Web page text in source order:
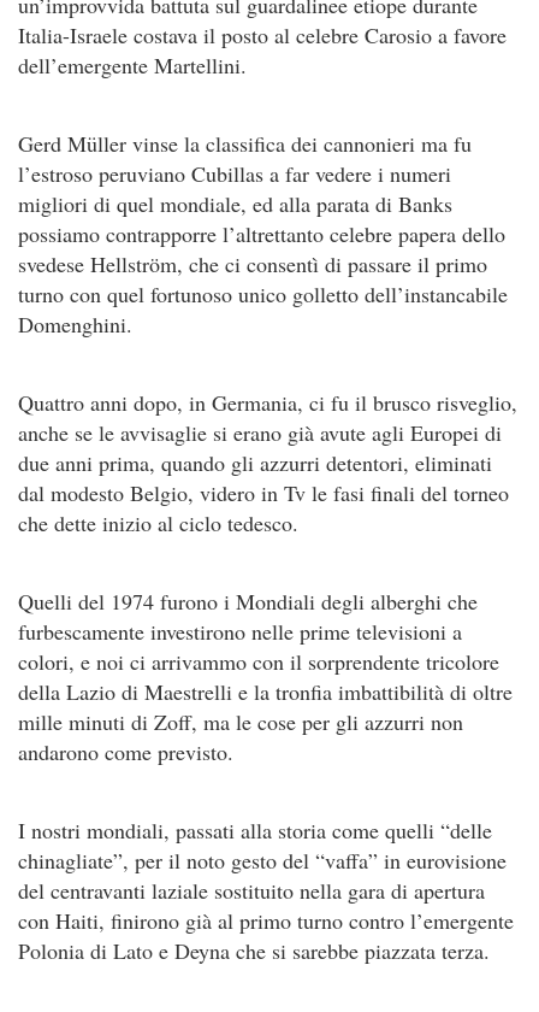
Italia-Israele costava il posto al celebre Carosio a favore
dell’emergente Martellini.
Gerd Müller vinse la classifica dei cannonieri ma fu
l’estroso peruviano Cubillas a far vedere i numeri
migliori di quel mondiale, ed alla parata di Banks
possiamo contrapporre l’altrettanto celebre papera dello
svedese Hellström, che ci consentì di passare il primo
turno con quel fortunoso unico golletto dell’instancabile
Domenghini.
Quattro anni dopo, in Germania, ci fu il brusco risveglio,
anche se le avvisaglie si erano già avute agli Europei di
due anni prima, quando gli azzurri detentori, eliminati
dal modesto Belgio, videro in Tv le fasi finali del torneo
che dette inizio al ciclo tedesco.
Quelli del 1974 furono i Mondiali degli alberghi che
furbescamente investirono nelle prime televisioni a
colori, e noi ci arrivammo con il sorprendente tricolore
della Lazio di Maestrelli e la tronfia imbattibilità di oltre
mille minuti di Zoff, ma le cose per gli azzurri non
andarono come previsto.
I nostri mondiali, passati alla storia come quelli “delle
chinagliate”, per il noto gesto del “vaffa” in eurovisione
del centravanti laziale sostituito nella gara di apertura
con Haiti, finirono già al primo turno contro l’emergente
Polonia di Lato e Deyna che si sarebbe piazzata terza.